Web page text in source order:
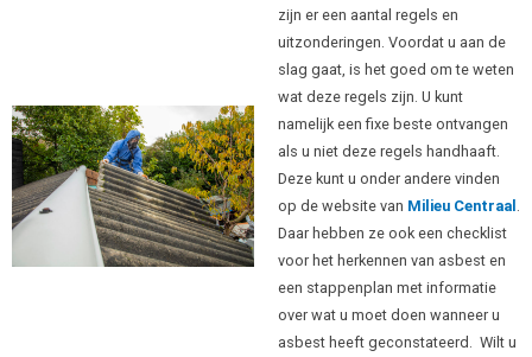
zijn er een aantal regels en
uitzonderingen. Voordat u aan de
slag gaat, is het goed om te weten
wat deze regels zijn. U kunt
namelijk een fixe beste ontvangen
als u niet deze regels handhaaft.
Deze kunt u onder andere vinden
op de website van Milieu Centraal .
Daar hebben ze ook een checklist
voor het herkennen van asbest en
een stappenplan met informatie
over wat u moet doen wanneer u
asbest heeft geconstateerd. Wilt u